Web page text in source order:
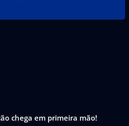
chega em primeira mão!